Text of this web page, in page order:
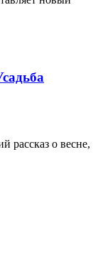
рассказ о весне,